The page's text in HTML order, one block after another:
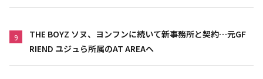
9
THE BOYZ ソヌ、ヨンフンに続いて新事務所と契約…元GF
RIEND ユジュら所属のAT AREAへ